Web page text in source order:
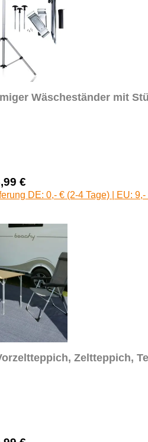
Wäscheständer mit
Verkaufspreis:
€
Regulärer Preis:
DE: 0,- € (2-4 Tage) | EU: 9,-
Zeltteppich,